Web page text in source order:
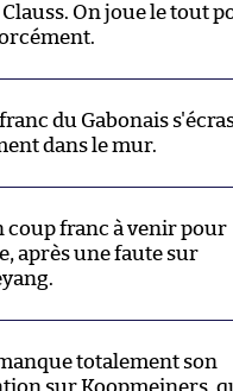
Clauss. On joue le tout
du Gabonais
dans le mur.
coup franc à venir pour
après une faute sur
totalement son
sur Koopmeiners,